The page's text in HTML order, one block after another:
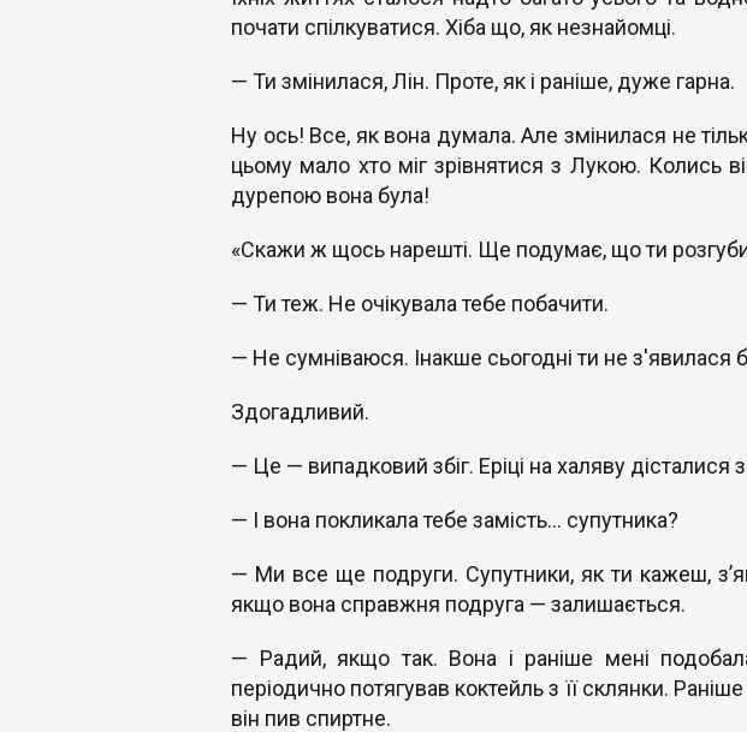
почати спілкуватися. Хіба що, як незнайомці.
— Ти змінилася, Лін. Проте, як і раніше, дуже гарна.
Ну ось! Все, як вона думала. Але змінилася не
цьому мало хто міг зрівнятися з Лукою. Колись
дурепою вона була!
«Скажи ж щось нарешті. Ще подумає, що ти
— Ти теж. Не очікувала тебе побачити.
— Не сумніваюся. Інакше сьогодні ти не з'явилася б
Здогадливий.
— Це — випадковий збіг. Еріці на халяву дісталися
— І вона покликала тебе замість... супутника?
— Ми все ще подруги. Супутники, як ти кажеш,
якщо вона справжня подруга — залишається.
— Радий, якщо так. Вона і раніше мені
періодично потягував коктейль з її склянки.
він пив спиртне.